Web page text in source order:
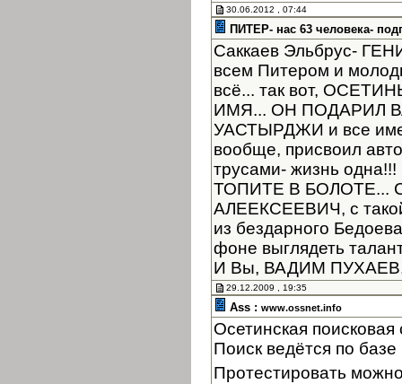
30.06.2012 , 07:44
ПИТЕР- нас 63 человека-
Саккаев Эльбрус-
всем Питером и
всё... так вот,
ИМЯ... ОН ПОДАРИЛ
УАСТЫРДЖИ и все
вообще, присвоил
трусами- жизнь
ТОПИТЕ В БОЛОТЕ...
АЛЕЕКСЕЕВИЧ, с такой
из бездарного
фоне выглядеть
И Вы, ВАДИМ ПУХАЕВ,
29.12.2009 , 19:35
Ass : www.ossnet.info
Осетинская
Поиск ведётся по
Протестировать